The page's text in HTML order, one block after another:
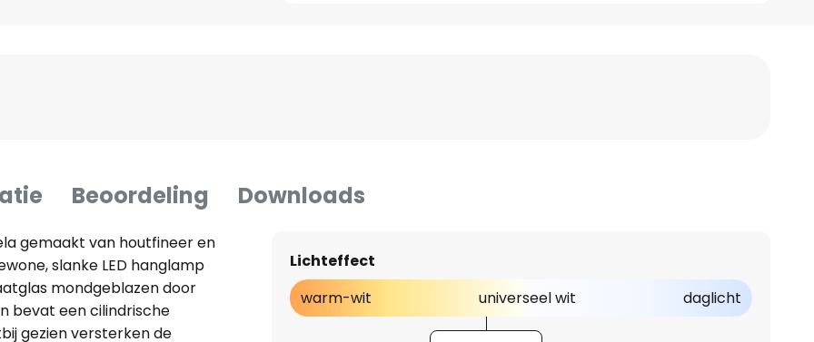
Beoordeling Downloads
gemaakt van houtfineer en
slanke LED hanglamp
mondgeblazen door
bevat een cilindrische
gezien versterken de
Lichteffect
warm-wit
universeel wit daglicht